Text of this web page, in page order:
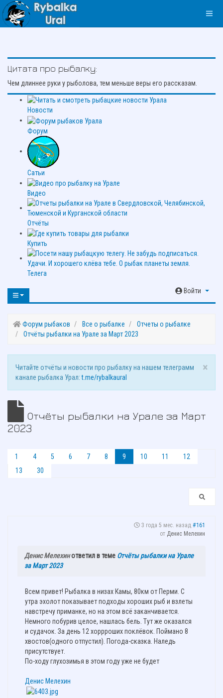
Цитата про рыбалку:
Чем длиннее руки у рыболова, тем меньше веры его рассказам.
Новости
Форум
Сатьи
Видео
Отчёты
Купить
Телега
Войти
Форум рыбаков Все о рыбалке
Отчеты о рыбалке
Отчёты рыбалки на Урале за Март 2023
×
Читайте отчёты и новости про рыбалку на нашем телеграмм
канале рыбалка Урал:t.me/rybalkaural
Отчёты рыбалки на Урале за Март
2023
1 4 5 6 7 8 9 10 11
12
13
30
3 года 5 мес. назад #161
от Денис Мелехин
Денис Мелехинответил в теме Отчёты рыбалки на Урале
за Март 2023
Всем привет! Рыбалка в низах Камы, 80км от Перми. С
утра эхолот показывает подходы хороших рыб и взлеты
навстречу приманке, но на этом всё заканчивается.
Немного побурив целое, нашлась бель. Тут же оказался
и судачок. За день 12 хоррроших поклёвок. Поймано 8
хвостов(одного отпустил). Погода-сказка. Наледь
присутствует.
По-ходу глухозимья в этом году уже не будет
Денис Мелехин